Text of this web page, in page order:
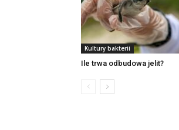
Kultury bakterii
Ile trwa odbudowa jelit?